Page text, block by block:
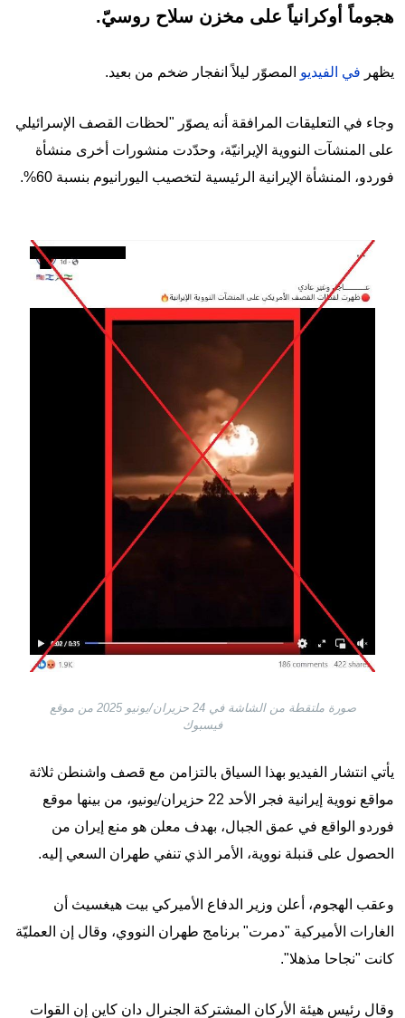
هجوماً أوكرانياً على مخزن سلاح روسيّ.
يظهر في الفيديو المصوّر ليلاً انفجار ضخم من بعيد.
وجاء في التعليقات المرافقة أنه يصوّر "لحظات القصف الإسرائيلي
على المنشآت النووية الإيرانيّة، وحدّدت منشورات أخرى منشأة
فوردو، المنشأة الإيرانية الرئيسية لتخصيب اليورانيوم بنسبة 60%.
Image
صورة ملتقطة من الشاشة في 24 حزيران/يونيو 2025 من موقع
فيسبوك
يأتي انتشار الفيديو بهذا السياق بالتزامن مع قصف واشنطن ثلاثة
مواقع نووية إيرانية فجر الأحد 22 حزيران/يونيو، من بينها موقع
فوردو الواقع في عمق الجبال، بهدف معلن هو منع إيران من
الحصول على قنبلة نووية، الأمر الذي تنفي طهران السعي إليه.
وعقب الهجوم، أعلن وزير الدفاع الأميركي بيت هيغسيث أن
الغارات الأميركية "دمرت" برنامج طهران النووي، وقال إن العمليّة
كانت "نجاحا مذهلا".
وقال رئيس هيئة الأركان المشتركة الجنرال دان كاين إن القوات